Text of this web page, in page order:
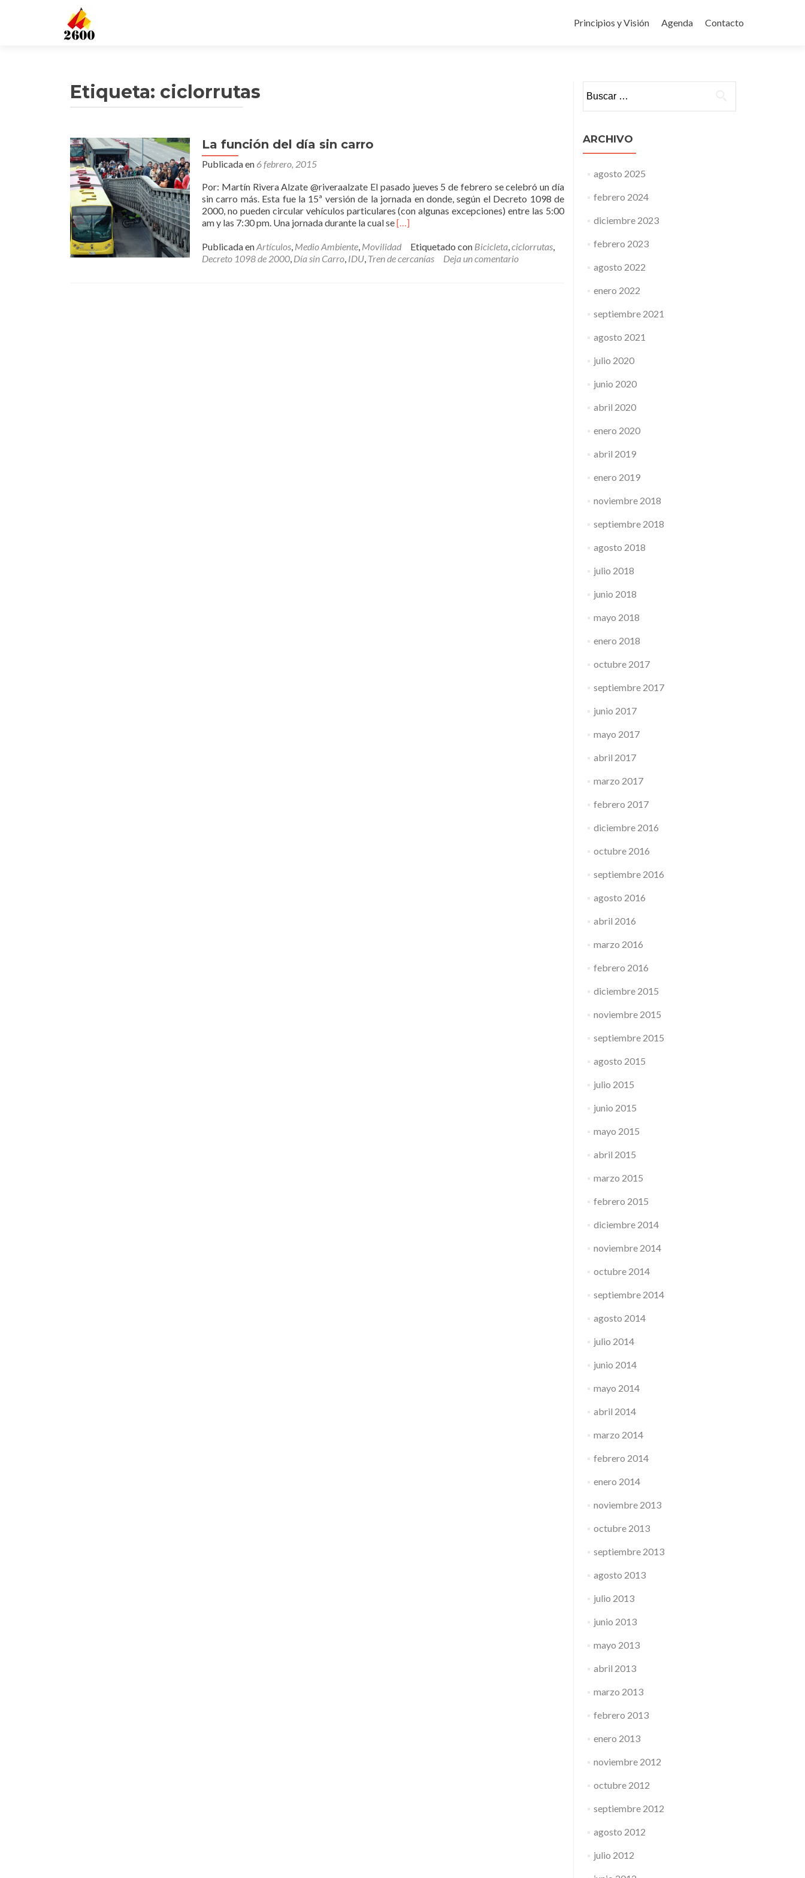
al
Principios y Visión Agenda Contacto
Etiqueta: ciclorrutas
La función del día sin carro
Publicada en 6 febrero, 2015
Por: Martín Rivera Alzate @riveraalzate El pasado jueves 5 de febrero se celebró un día
sin carro más. Esta fue la 15ª versión de la jornada en donde, según el Decreto 1098 de
2000, no pueden circular vehículos particulares (con algunas excepciones) entre las 5:00
am y las 7:30 pm. Una jornada durante la cual seLeer
función
del
[…]
Publicada enArtículos, Medio Ambiente, Movilidad Etiquetado con Bicicleta,ciclorrutas,
Decreto 1098 de 2000, Día sin Carro, IDU, Tren de cercanías Deja un comentario
ARCHIVO
agosto 2025
febrero 2024
diciembre 2023
febrero 2023
agosto 2022
enero 2022
septiembre 2021
agosto 2021
julio 2020
junio 2020
abril 2020
enero 2020
abril 2019
enero 2019
noviembre 2018
septiembre 2018
agosto 2018
julio 2018
junio 2018
mayo 2018
enero 2018
octubre 2017
septiembre 2017
junio 2017
mayo 2017
abril 2017
marzo 2017
febrero 2017
diciembre 2016
octubre 2016
septiembre 2016
agosto 2016
abril 2016
marzo 2016
febrero 2016
diciembre 2015
noviembre 2015
septiembre 2015
agosto 2015
julio 2015
junio 2015
mayo 2015
abril 2015
marzo 2015
febrero 2015
diciembre 2014
noviembre 2014
octubre 2014
septiembre 2014
agosto 2014
julio 2014
junio 2014
mayo 2014
abril 2014
marzo 2014
febrero 2014
enero 2014
noviembre 2013
octubre 2013
septiembre 2013
agosto 2013
julio 2013
junio 2013
mayo 2013
abril 2013
marzo 2013
febrero 2013
enero 2013
noviembre 2012
octubre 2012
septiembre 2012
agosto 2012
julio 2012